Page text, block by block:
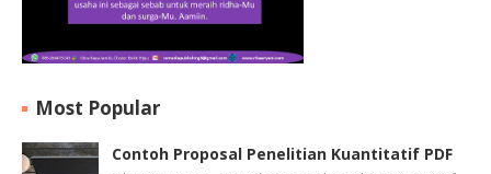
Most Popular
Contoh Proposal Penelitian Kuantitatif PDF